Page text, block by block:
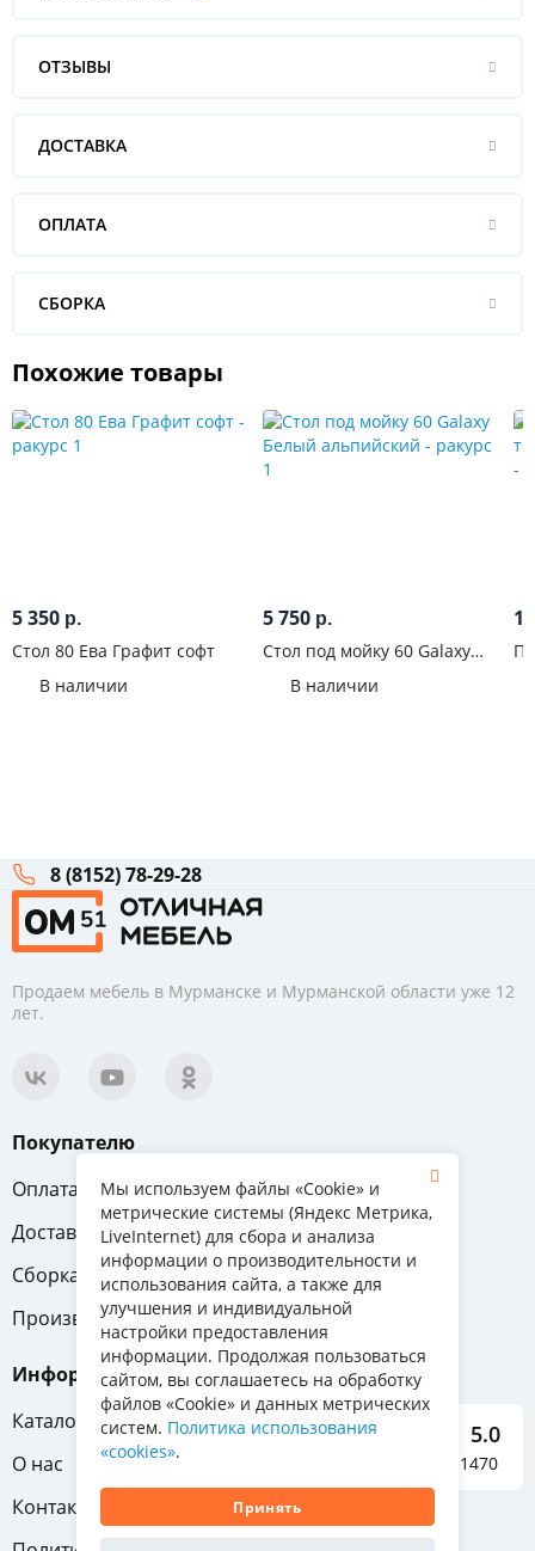
ОТЗЫВЫ
ДОСТАВКА
ОПЛАТА
СБОРКА
Похожие товары
5 350 р.
Стол 80 Ева Графит софт
В наличии
5 750 р.
Стол под мойку 60 Galaxy
В наличии
1
8 (8152) 78-29-28
Продаем мебель в Мурманске и Мурманской области уже 12
лет.
Покупателю
Оплата
Вопрос-ответ
Доставка
Обмен и возврат
Сборка
Гарантия
Производители
Информация
Каталог мебели
О нас
Контакты
5.0
Отзывы о нас 1470
Мы используем файлы «Cookie» и
метрические системы (Яндекс Метрика,
LiveInternet) для сбора и анализа
информации о производительности и
использования сайта, а также для
улучшения и индивидуальной
настройки предоставления
информации. Продолжая пользоваться
сайтом, вы соглашаетесь на обработку
файлов «Cookie» и данных метрических
систем. Политика использования
«cookies».
Принять